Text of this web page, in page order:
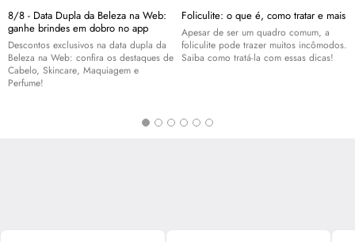
8/8 - Data Dupla da Beleza na Web:
ganhe brindes em dobro no app
Descontos exclusivos na data dupla da
Beleza na Web: confira os destaques de
Cabelo, Skincare, Maquiagem e
Perfume!
Foliculite: o que é, como tratar e mais
Apesar de ser um quadro comum, a
foliculite pode trazer muitos incômodos.
Saiba como tratá-la com essas dicas!